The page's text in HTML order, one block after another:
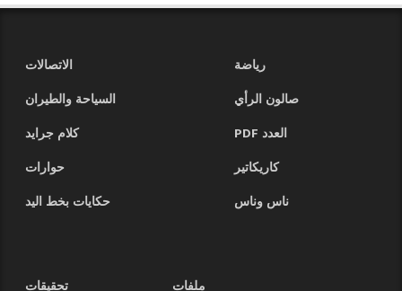
رياضة
الاتصالات
صالون الرأي
السياحة والطيران
العدد PDF
كلام جرايد
كاريكاتير
حوارات
ناس وناس
حكايات بخط اليد